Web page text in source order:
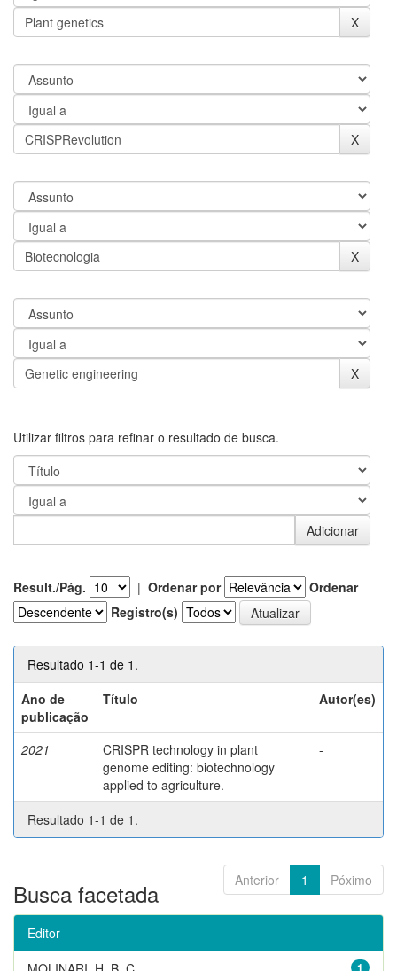
Utilizar filtros para refinar o resultado de busca.
Result./Pág. | Ordenar por
Ordenar
Registro(s)
Resultado 1-1 de 1.
Ano de
publicação
Título Autor(es)
2021
CRISPR technology in plant
genome editing: biotechnology
applied to agriculture.
-
Resultado 1-1 de 1.
Anterior 1 Póximo
Busca facetada
Editor
1